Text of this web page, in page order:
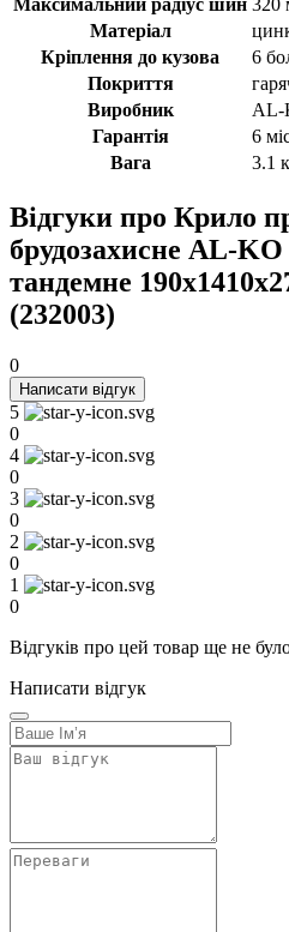
Максимальний радіус шин 320
Матеріал
Кріплення до кузова
6
Покриття
Виробник
AL-
Гарантія
6
Вага
3.1
Відгуки про Крило
брудозахисне AL-
тандемне
(232003)
0
Написати відгук
5
0
4
0
3
0
2
0
1
0
Відгуків про цей товар ще не
Написати відгук